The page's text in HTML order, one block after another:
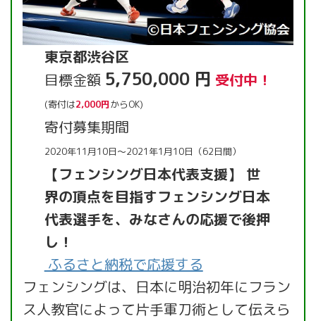
東京都渋谷区
目標金額 5,750,000 円 受付中！
(寄付は2,000円からOK)
寄付募集期間
2020年11月10日～2021年1月10日（62日間）
【フェンシング日本代表支援】 世
界の頂点を目指すフェンシング日本
代表選手を、みなさんの応援で後押
し！
ふるさと納税で応援する
フェンシングは、日本に明治初年にフラン
ス人教官によって片手軍刀術として伝えら